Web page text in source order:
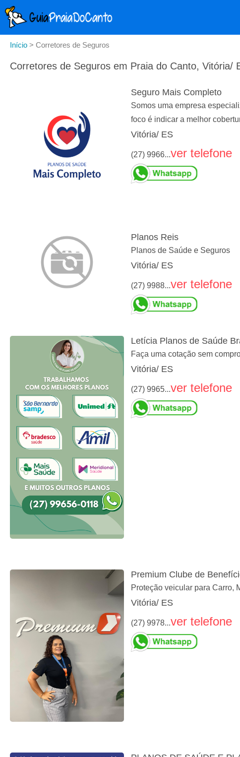
Início > Corretores de Seguros
Corretores de Seguros em Praia do Canto, Vitória/
Seguro Mais Completo
Somos uma empresa
foco é indicar a melhor
Vitória/ ES
(27) 9966...ver telefone
Planos Reis
Planos de Saúde e Seguros
Vitória/ ES
(27) 9988...ver telefone
Letícia Planos de Saúde
Faça uma cotação sem
Vitória/ ES
(27) 9965...ver telefone
Premium Clube de
Proteção veicular para Carro,
Vitória/ ES
(27) 9978...ver telefone